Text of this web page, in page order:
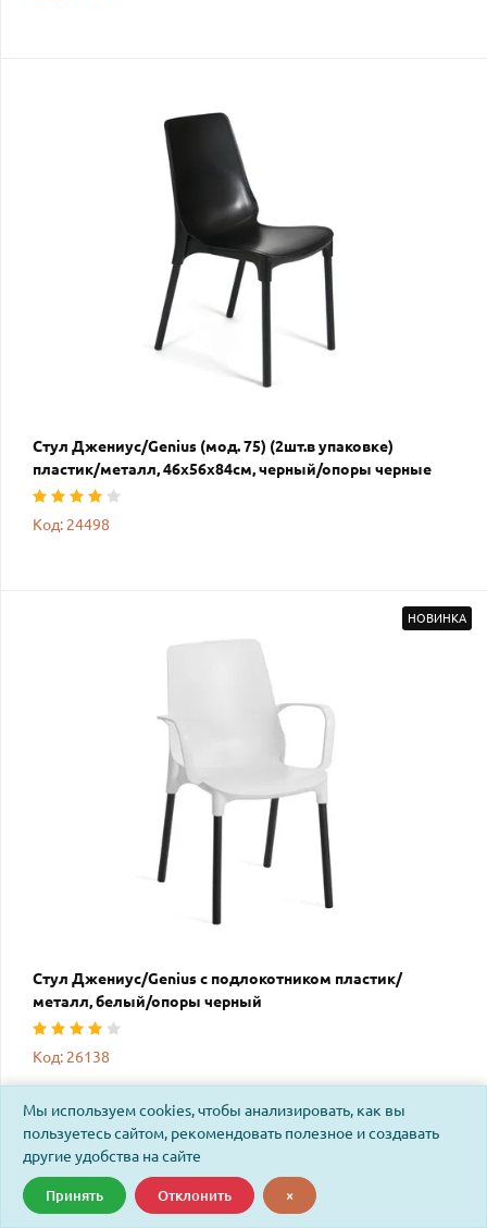
Стул Джениус/Genius (мод. 75) (2шт.в упаковке)
пластик/металл, 46x56x84cм, черный/опоры черные
Код: 24498
НОВИНКА
Стул Джениус/Genius с подлокотником пластик/
металл, белый/опоры черный
Код: 26138
Мы используем cookies, чтобы анализировать, как вы
пользуетесь сайтом, рекомендовать полезное и создавать
другие удобства на сайте
Принять Отклонить ×